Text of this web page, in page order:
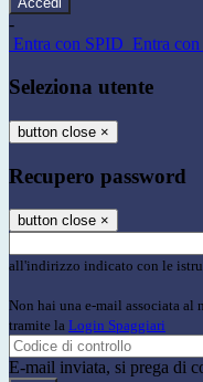
-
Entra con SPID Entra
Seleziona utente
button close ×
Recupero password
button close ×
all'indirizzo indicato con le
Non hai una e-mail associata al
tramite la Login Spaggiari
E-mail inviata, si prega di